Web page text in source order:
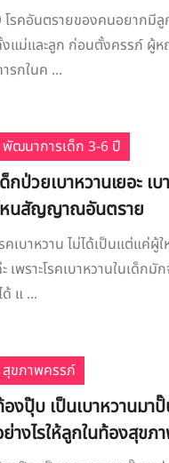
โรคอันตรายของคนอยากมี
แม่และลูก ก่อนตั้งครรภ์ ผู้
รกในค ...
พัฒนาการเด็ก 3-6 ปี
กป่วยเบาหวานเยอะ
นสัญญาณอันตราย
คเบาหวาน ไม่ได้เป็นแต่แค่ผู้
เพราะโรคเบาหวานในเด็
แ ...
สุขภาพครรภ์
งปุ๊บ เป็นเบาหวานมา
างไรให้ลูกในท้องสุขภ